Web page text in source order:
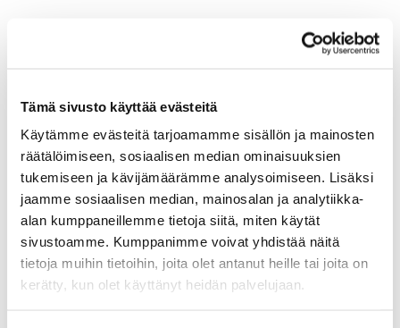
Tämä sivusto käyttää evästeitä
Käytämme evästeitä tarjoamamme sisällön ja mainosten
räätälöimiseen, sosiaalisen median ominaisuuksien
tukemiseen ja kävijämäärämme analysoimiseen. Lisäksi
jaamme sosiaalisen median, mainosalan ja analytiikka-
alan kumppaneillemme tietoja siitä, miten käytät
sivustoamme. Kumppanimme voivat yhdistää näitä
tietoja muihin tietoihin, joita olet antanut heille tai joita on
kerätty, kun olet käyttänyt heidän palvelujaan.
Aurinko Golf onnittelee Hennyä